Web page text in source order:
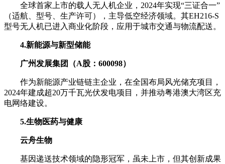
全球首家上市的载人无人机企业，2024年实现“三证合一”
（适航、型号、生产许可），主导低空经济领域。其EH216-S
型号无人机已进入商业化阶段，应用于城市交通与物流配送。
4.新能源与新型储能
广州发展集团（A股：600098）
作为新能源产业链链主企业，在全国布局风光储充项目，
2024年建成超20万千瓦光伏发电项目，并推动粤港澳大湾区充
电网络建设。
5.生物医药与健康
云舟生物
基因递送技术领域的隐形冠军，虽未上市，但其创新成果